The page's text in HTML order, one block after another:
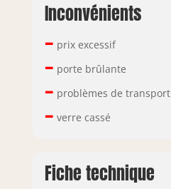
Inconvénients
– prix excessif
– porte brûlante
– problèmes de transport
– verre cassé
Fiche technique